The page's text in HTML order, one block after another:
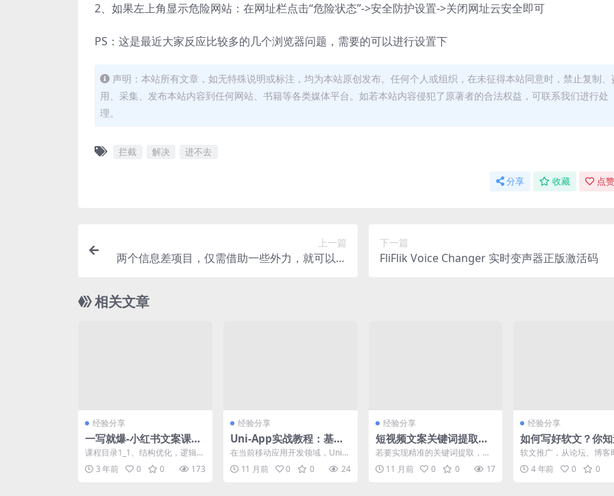
2、如果左上角显示危险网站：在网址栏点击“危险状态”->安全防护设置->关闭网址云安全即可
PS：这是最近大家反应比较多的几个浏览器问题，需要的可以进行设置下
声明：本站所有文章，如无特殊说明或标注，均为本站原创发布。任何个人或组织，在未征得本站同意时，禁止复制、
用、采集、发布本站内容到任何网站、书籍等各类媒体平台。如若本站内容侵犯了原著者的合法权益，可联系我们进行处
理。
拦截 解决 进不去
分享 收藏 点
上一篇
两个信息差项目，仅需借助一些外力，就可以轻
下一篇
FliFlik Voice Changer 实时变声器正版激活码
相关文章
经验分享
一写就爆-小红书文案课：
带你玩转小红书爆文写作
课程目录1_1、结构优化，逻辑清
晰.mp4 1.1、先导课：选题的重
要性.mp4...
3 年前 0 0 173
经验分享
Uni-App实战教程：基于
Vue3与Vite构建跨平台应
用及性能优化实践
在当前移动应用开发领域，Uni-a
pp凭借其“一套代码，多端发布”
的优势，成为众...
11 月前 0 0 24
经验分享
短视频文案关键词提取工
具推荐最佳实践
若要实现精准的关键词提取，推
荐使用如gemini、文言一心等先
进工具，它们能高效...
11 月前 0 0 17
经验分享
如何写好软文？你知
文写作有哪些步骤
软文推广，从论坛、博客
自媒体时代(公众号、搜狐
条号、百家号等)，一直...
4 年前 0 0